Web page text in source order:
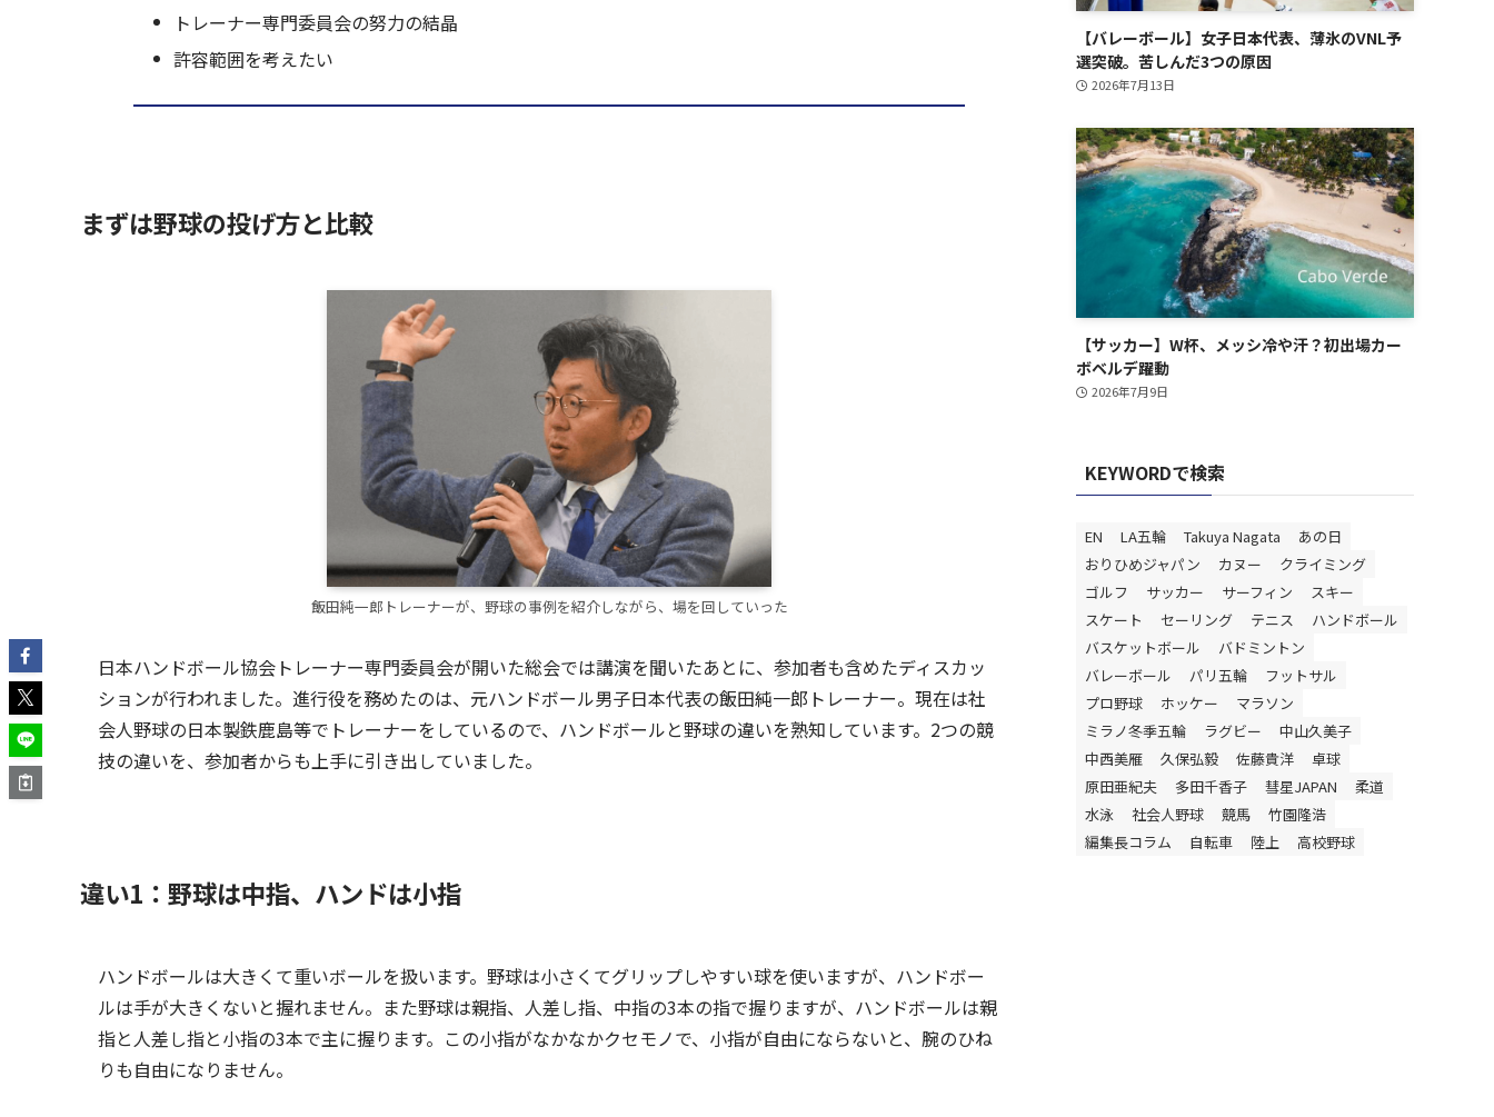
トレーナー専門委員会の努力の結晶
許容範囲を考えたい
まずは野球の投げ方と比較
飯田純一郎トレーナーが、野球の事例を紹介しながら、場を回していった
日本ハンドボール協会トレーナー専門委員会が開いた総会では講演を聞いたあとに、参加者も含めたディスカッ
ションが行われました。進行役を務めたのは、元ハンドボール男子日本代表の飯田純一郎トレーナー。現在は社
会人野球の日本製鉄鹿島等でトレーナーをしているので、ハンドボールと野球の違いを熟知しています。2つの競
技の違いを、参加者からも上手に引き出していました。
違い1：野球は中指、ハンドは小指
ハンドボールは大きくて重いボールを扱います。野球は小さくてグリップしやすい球を使いますが、ハンドボー
ルは手が大きくないと握れません。また野球は親指、人差し指、中指の3本の指で握りますが、ハンドボールは親
指と人差し指と小指の3本で主に握ります。この小指がなかなかクセモノで、小指が自由にならないと、腕のひね
りも自由になりません。
【バレーボール】女子日本代表、薄氷のVNL予
選突破。苦しんだ3つの原因
2026年7月13日
【サッカー】W杯、メッシ冷や汗？初出場カー
ボベルデ躍動
2026年7月9日
KEYWORDで検索
EN LA五輪 Takuya Nagata
あの日
おりひめジャパン
カヌー
クライミング
ゴルフ
サッカー サーフィン
スキー
スケート
セーリング テニス
ハンドボール
バスケットボール
バドミントン
バレーボール
パリ五輪
フットサル
プロ野球
ホッケー
マラソン
ミラノ冬季五輪
ラグビー
中山久美子
中西美雁
久保弘毅 佐藤貴洋
卓球
原田亜紀夫
多田千香子 彗星JAPAN
柔道
水泳
社会人野球 競馬
竹園隆浩
編集長コラム
自転車 陸上 高校野球